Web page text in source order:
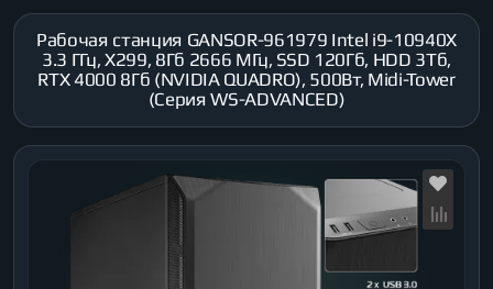
Рабочая станция GANSOR-961979 Intel i9-10940X
3.3 ГГц, X299, 8Гб 2666 МГц, SSD 120Гб, HDD 3Тб,
RTX 4000 8Гб (NVIDIA QUADRO), 500Вт, Midi-Tower
(Серия WS-ADVANCED)